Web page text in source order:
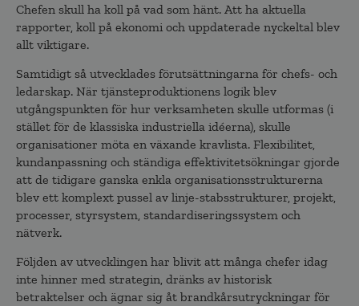
Chefen skull ha koll på vad som hänt. Att ha aktuella
rapporter, koll på ekonomi och uppdaterade nyckeltal blev
allt viktigare.
Samtidigt så utvecklades förutsättningarna för chefs- och
ledarskap. När tjänsteproduktionens logik blev
utgångspunkten för hur verksamheten skulle utformas (i
stället för de klassiska industriella idéerna), skulle
organisationer möta en växande kravlista. Flexibilitet,
kundanpassning och ständiga effektivitetsökningar gjorde
att de tidigare ganska enkla organisationsstrukturerna
blev ett komplext pussel av linje-stabsstrukturer, projekt,
processer, styrsystem, standardiseringssystem och
nätverk.
Följden av utvecklingen har blivit att många chefer idag
inte hinner med strategin, dränks av historisk
betraktelser och ägnar sig åt brandkårsutryckningar för